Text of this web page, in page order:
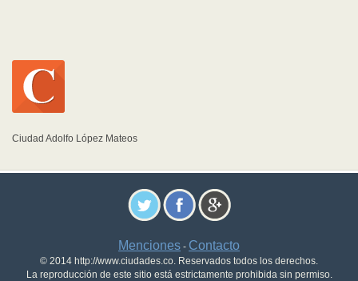
Ciudad Adolfo López Mateos
Menciones - Contacto
© 2014 http://www.ciudades.co. Reservados todos los derechos.
La reproducción de este sitio está estrictamente prohibida sin permiso.